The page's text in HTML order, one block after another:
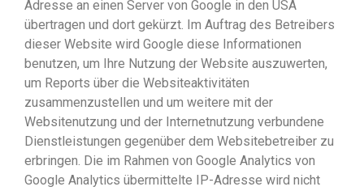
Adresse an einen Server von Google in den USA
übertragen und dort gekürzt. Im Auftrag des Betreibers
dieser Website wird Google diese Informationen
benutzen, um Ihre Nutzung der Website auszuwerten,
um Reports über die Websiteaktivitäten
zusammenzustellen und um weitere mit der
Websitenutzung und der Internetnutzung verbundene
Dienstleistungen gegenüber dem Websitebetreiber zu
erbringen. Die im Rahmen von Google Analytics von
Google Analytics übermittelte IP-Adresse wird nicht